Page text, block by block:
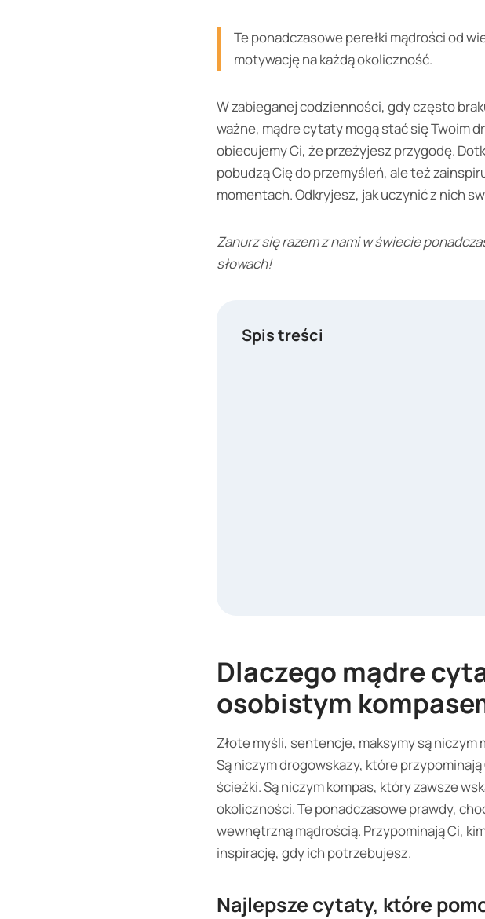
Te ponadczasowe perełki mądrości od
motywację na każdą okoliczność.
W zabieganej codzienności, gdy często
ważne, mądre cytaty mogą stać się Twoim
obiecujemy Ci, że przeżyjesz przygodę.
pobudzą Cię do przemyśleń, ale też
momentach. Odkryjesz, jak uczynić z nich
Zanurz się razem z nami w świecie
słowach!
Spis treści
Dlaczego mądre
osobistym
Złote myśli, sentencje, maksymy są
Są niczym drogowskazy, które
ścieżki. Są niczym kompas, który zawsze
okoliczności. Te ponadczasowe prawdy,
wewnętrzną mądrością. Przypominają Ci,
inspirację, gdy ich potrzebujesz.
Najlepsze cytaty, które